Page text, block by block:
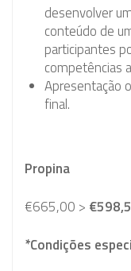
desenvolver
conteúdo de
participantes
competências
Apresentação
final.
Propina
€665,00 > €598
*Condições